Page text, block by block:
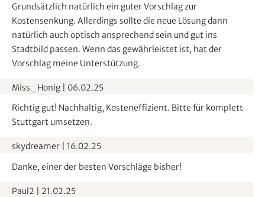
Grundsätzlich natürlich ein guter Vorschlag zur
Kostensenkung. Allerdings sollte die neue Lösung dann
natürlich auch optisch ansprechend sein und gut ins
Stadtbild passen. Wenn das gewährleistet ist, hat der
Vorschlag meine Unterstützung.
Miss_Honig
06.02.25
Richtig gut! Nachhaltig, Kosteneffizient. Bitte für komplett
Stuttgart umsetzen.
skydreamer
16.02.25
Danke, einer der besten Vorschläge bisher!
Paul2
21.02.25